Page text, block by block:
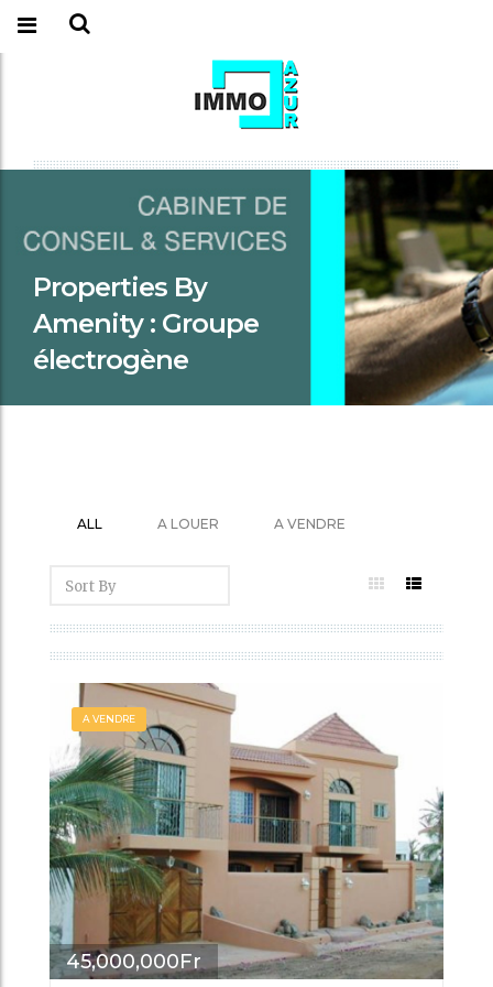
Properties By
Amenity : Groupe
électrogène
ALL A LOUER A VENDRE
A VENDRE
45,000,000Fr